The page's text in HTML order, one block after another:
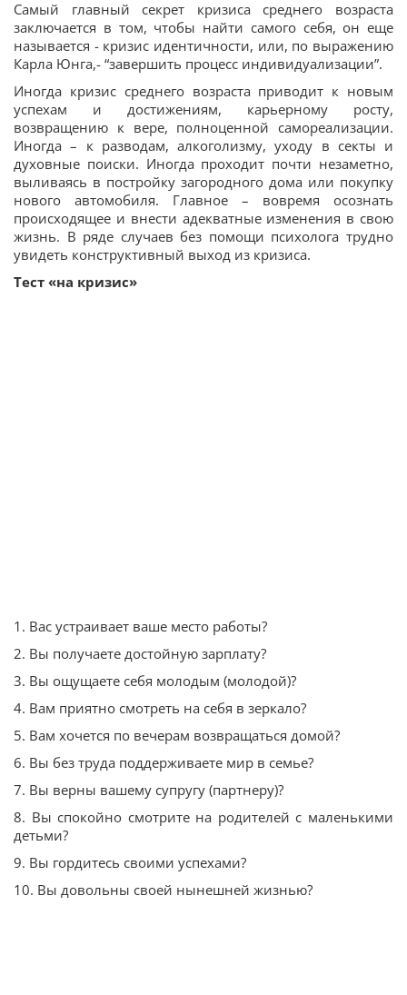
Самый главный секрет кризиса среднего возраста
заключается в том, чтобы найти самого себя, он еще
называется - кризис идентичности, или, по выражению
Карла Юнга,- “завершить процесс индивидуализации”.
Иногда кризис среднего возраста приводит к новым
успехам и достижениям, карьерному росту,
возвращению к вере, полноценной самореализации.
Иногда – к разводам, алкоголизму, уходу в секты и
духовные поиски. Иногда проходит почти незаметно,
выливаясь в постройку загородного дома или покупку
нового автомобиля. Главное – вовремя осознать
происходящее и внести адекватные изменения в свою
жизнь. В ряде случаев без помощи психолога трудно
увидеть конструктивный выход из кризиса.
Тест «на кризис»
1. Вас устраивает ваше место работы?
2. Вы получаете достойную зарплату?
3. Вы ощущаете себя молодым (молодой)?
4. Вам приятно смотреть на себя в зеркало?
5. Вам хочется по вечерам возвращаться домой?
6. Вы без труда поддерживаете мир в семье?
7. Вы верны вашему супругу (партнеру)?
8. Вы спокойно смотрите на родителей с маленькими
детьми?
9. Вы гордитесь своими успехами?
10. Вы довольны своей нынешней жизнью?